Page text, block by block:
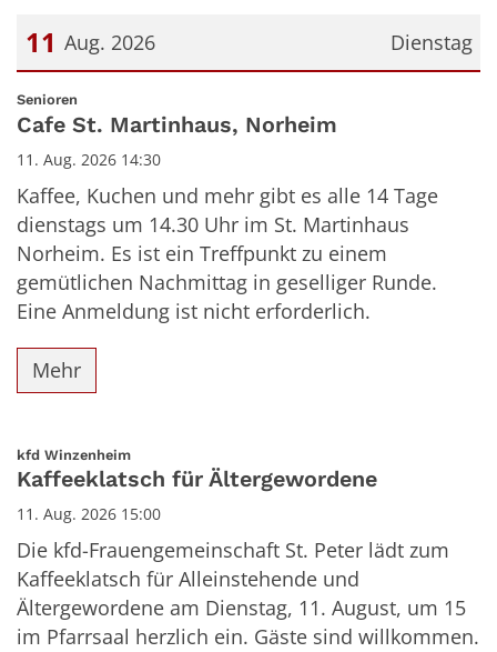
Dienstag
11 Aug. 2026
Datum: 11. August 2026
Senioren
Cafe St. Martinhaus, Norheim
11. Aug. 2026 14:30
Kaffee, Kuchen und mehr gibt es alle 14 Tage
dienstags um 14.30 Uhr im St. Martinhaus
Norheim. Es ist ein Treffpunkt zu einem
gemütlichen Nachmittag in geselliger Runde.
Eine Anmeldung ist nicht erforderlich.
Mehr
kfd Winzenheim:
Kaffeeklatsch für Ältergewordene
11. Aug. 2026 15:00
Die kfd-Frauengemeinschaft St. Peter lädt zum
Kaffeeklatsch für Alleinstehende und
Ältergewordene am Dienstag, 11. August, um 15
im Pfarrsaal herzlich ein. Gäste sind willkommen.